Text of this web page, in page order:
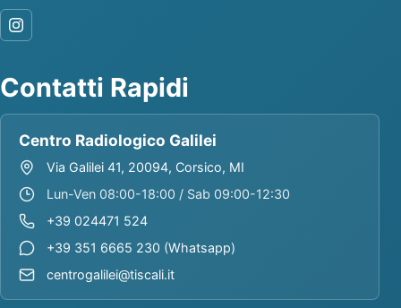
Contatti Rapidi
Centro Radiologico Galilei
Via Galilei 41, 20094, Corsico, MI
Lun-Ven 08:00-18:00 / Sab 09:00-12:30
+39 024471 524
+39 351 6665 230 (Whatsapp)
centrogalilei@tiscali.it